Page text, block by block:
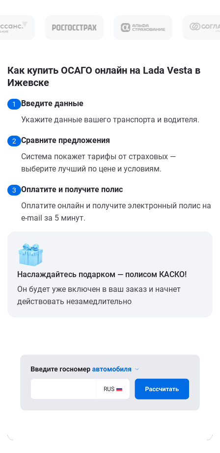
Как купить ОСАГО онлайн на Lada Vesta в
Ижевске
1
Введите данные
Укажите данные вашего транспорта и водителя.
2
Сравните предложения
Система покажет тарифы от страховых —
выберите лучший по цене и условиям.
3
Оплатите и получите полис
Оплатите онлайн и получите электронный полис на
e-mail за 5 минут.
Наслаждайтесь подарком — полисом КАСКО!
Он будет уже включен в ваш заказ и начнет
действовать незамедлительно